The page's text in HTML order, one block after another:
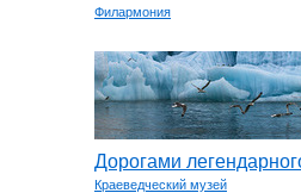
Филармония
Дорогами
Краеведческий музей